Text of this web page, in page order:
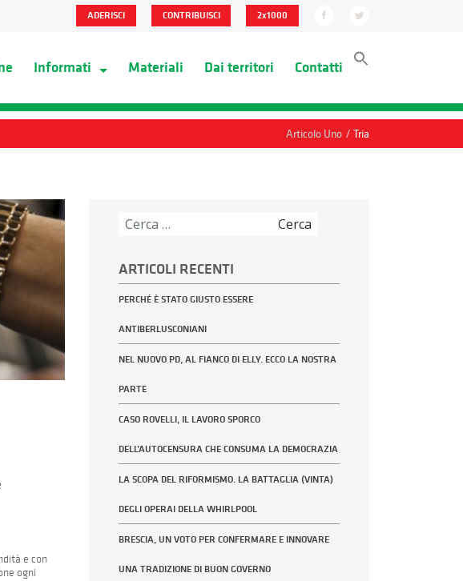
ADERISCI CONTRIBUISCI 2x1000
Informati Materiali Dai territori Contatti
Articolo Uno / Tria
e con
ogni
ARTICOLI RECENTI
PERCHÉ È STATO GIUSTO ESSERE
ANTIBERLUSCONIANI
NEL NUOVO PD, AL FIANCO DI ELLY. ECCO LA NOSTRA
PARTE
CASO ROVELLI, IL LAVORO SPORCO
DELL’AUTOCENSURA CHE CONSUMA LA DEMOCRAZIA
LA SCOPA DEL RIFORMISMO. LA BATTAGLIA (VINTA)
DEGLI OPERAI DELLA WHIRLPOOL
BRESCIA, UN VOTO PER CONFERMARE E INNOVARE
UNA TRADIZIONE DI BUON GOVERNO